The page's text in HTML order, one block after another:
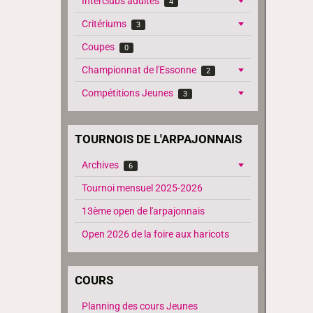
Critériums 3
Coupes 0
Championnat de l'Essonne 2
Compétitions Jeunes 3
TOURNOIS DE L'ARPAJONNAIS
Archives 6
Tournoi mensuel 2025-2026
13ème open de l'arpajonnais
Open 2026 de la foire aux haricots
COURS
Planning des cours Jeunes